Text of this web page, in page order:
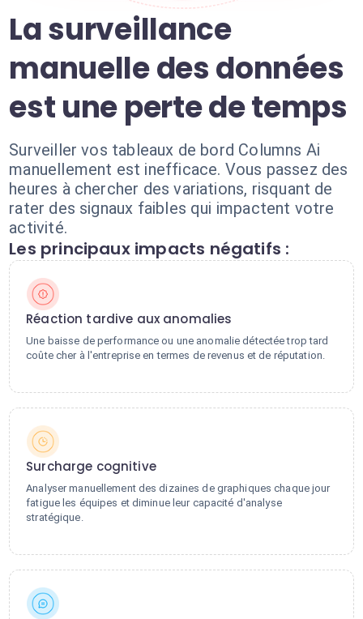
La surveillance
manuelle des données
est une perte de temps
Surveiller vos tableaux de bord Columns Ai
manuellement est inefficace. Vous passez des
heures à chercher des variations, risquant de
rater des signaux faibles qui impactent votre
activité.
Les principaux impacts négatifs :
Réaction tardive aux anomalies
Une baisse de performance ou une anomalie détectée trop tard
coûte cher à l'entreprise en termes de revenus et de réputation.
Surcharge cognitive
Analyser manuellement des dizaines de graphiques chaque jour
fatigue les équipes et diminue leur capacité d'analyse
stratégique.